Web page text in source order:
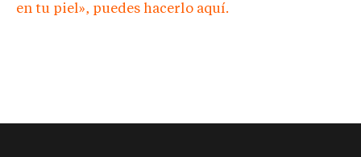
en tu piel», puedes hacerlo aquí.